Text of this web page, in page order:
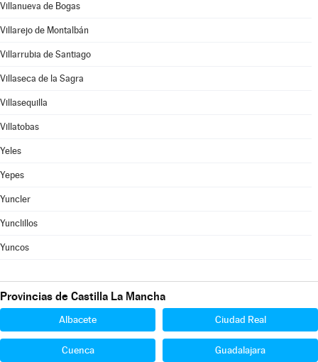
Villanueva de Bogas
Villarejo de Montalbán
Villarrubia de Santiago
Villaseca de la Sagra
Villasequilla
Villatobas
Yeles
Yepes
Yuncler
Yunclillos
Yuncos
Provincias de Castilla La Mancha
Albacete Ciudad Real
Cuenca Guadalajara